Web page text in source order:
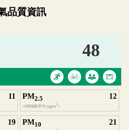
為視覺預覽，完整即時空